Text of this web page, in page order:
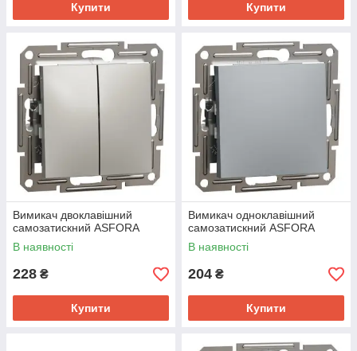
Купити Купити
Вимикач двоклавішний
самозатискний ASFORA
В наявності
228 ₴
Купити
Вимикач одноклавішний
самозатискний ASFORA
В наявності
204 ₴
Купити